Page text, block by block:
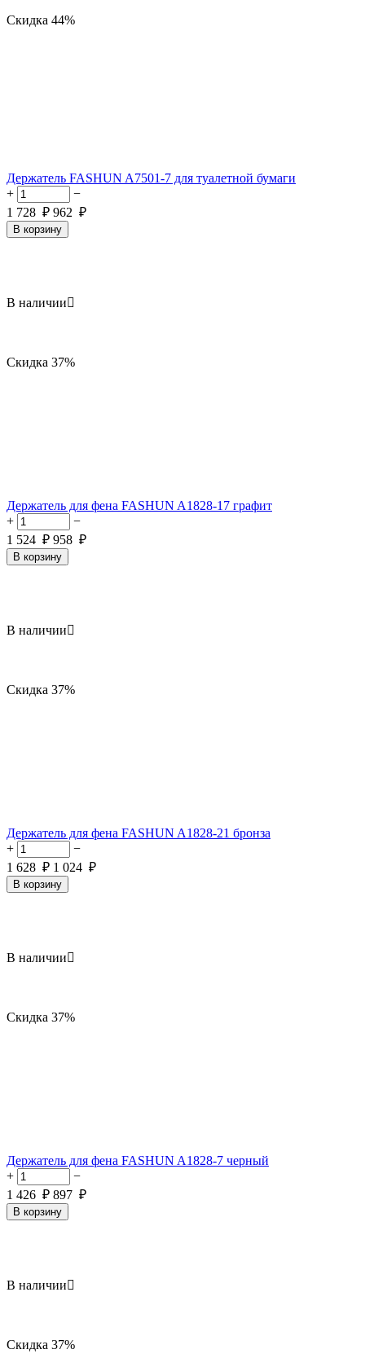
Скидка 44%
Держатель FASHUN A7501-7 для туалетной бумаги
+
−
1 728 ₽ 962 ₽
В корзину
В наличии
Скидка 37%
Держатель для фена FASHUN A1828-17 графит
+
−
1 524 ₽ 958 ₽
В корзину
В наличии
Скидка 37%
Держатель для фена FASHUN A1828-21 бронза
+
−
1 628 ₽ 1 024 ₽
В корзину
В наличии
Скидка 37%
Держатель для фена FASHUN A1828-7 черный
+
−
1 426 ₽ 897 ₽
В корзину
В наличии
Скидка 37%